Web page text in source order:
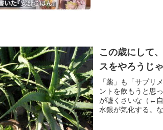
この歳にして
スをやろうじ
「薬」も「サプリ
ントを飲もうと思
が嘘くさいな（←自
水銀が気化する。